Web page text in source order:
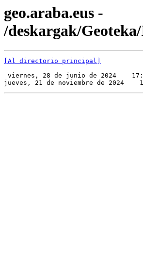
geo.araba.eus -
/deskargak/
[Al directorio principal]
viernes, 28 de junio de 2024
jueves, 21 de noviembre de 2024